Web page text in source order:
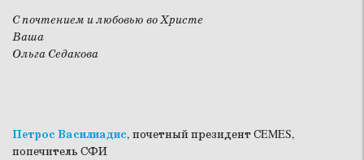
С почтением и любовью во Христе
Ваша
Ольга Седакова
Петрос Василиадис, почетный президент СEMES,
попечитель СФИ